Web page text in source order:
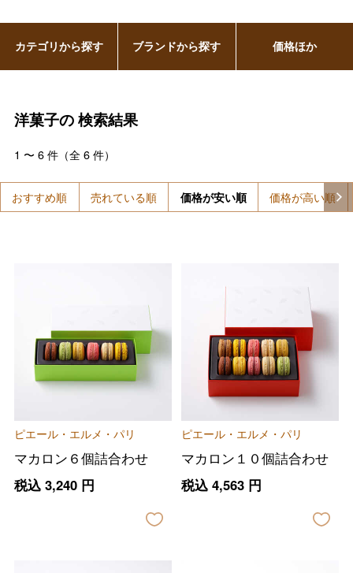
洋菓子の検索結果
1 〜 6件（全 6件）
おすすめ順 売れている順 価格が安い順 価格が高い順
ピエール・エルメ・パリ
マカロン６個詰合わせ
税込 3,240円
ピエール・エルメ・パリ
マカロン１０個詰合わせ
税込 4,563円
カテゴリから探す ブランドから探す 価格ほか